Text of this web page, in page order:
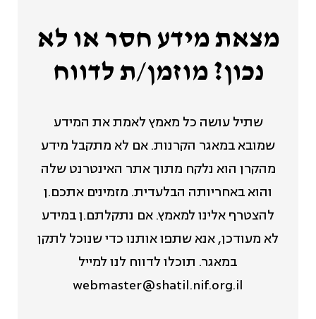
מצאת מידע חסר או לא
נכון? מוזמן/ת לדווח
שתיל עושה כל מאמץ לאמת את המידע
שמובא במאגר הקרנות. אם לא מתקבל מידע
מהקרן הוא נלקח מתוך אתר האינטרנט שלה
והוא באחריותה הבלעדית. מזמינים אתכם.ן
להצטרף אלינו למאמץ. אם נתקלתם.ן במידע
לא מעודכן, אנא שתפו אותנו כדי שנוכל לתקן
במאגר. תוכלו לדווח לנו למייל
webmaster@shatil.nif.org.il